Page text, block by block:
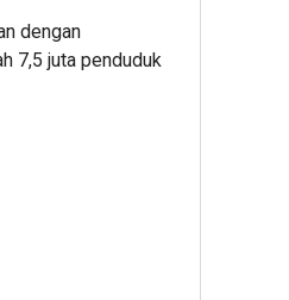
dengan
7,5 juta penduduk